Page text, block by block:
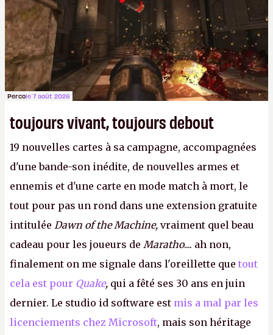
Percole 7 août 2026
toujours vivant, toujours debout
19 nouvelles cartes à sa campagne, accompagnées
d'une bande-son inédite, de nouvelles armes et
ennemis et d'une carte en mode match à mort, le
tout pour pas un rond dans une extension gratuite
intitulée Dawn of the Machine, vraiment quel beau
cadeau pour les joueurs de Maratho.... ah non,
finalement on me signale dans l'oreillette que tout
cela est pour Quake, qui a fêté ses 30 ans en juin
dernier. Le studio id software est mis a mal par les
licenciements chez Microsoft, mais son héritage